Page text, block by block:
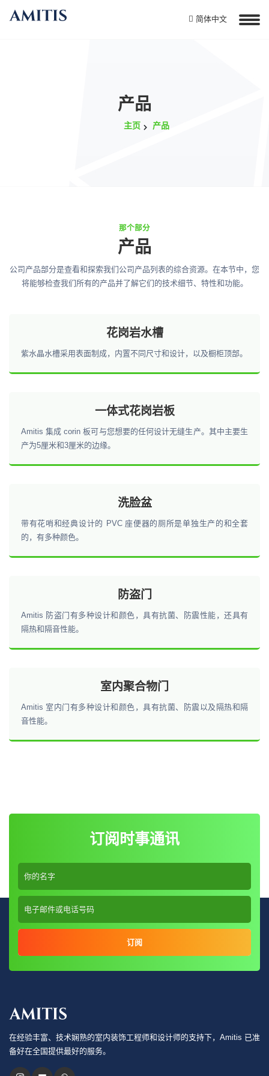
简体中文
产品
主页 产品
那个部分
产品
公司产品部分是查看和探索我们公司产品列表的综合资源。在本节中，您
将能够检查我们所有的产品并了解它们的技术细节、特性和功能。
花岗岩水槽
紫水晶水槽采用表面制成，内置不同尺寸和设计，以及橱柜顶部。
一体式花岗岩板
Amitis 集成 corin 板可与您想要的任何设计无缝生产。其中主要生
产为5厘米和3厘米的边缘。
洗脸盆
带有花哨和经典设计的 PVC 座便器的厕所是单独生产的和全套
的，有多种颜色。
防盗门
Amitis 防盗门有多种设计和颜色，具有抗菌、防震性能，还具有
隔热和隔音性能。
室内聚合物门
Amitis 室内门有多种设计和颜色，具有抗菌、防震以及隔热和隔
音性能。
订阅时事通讯
订阅
在经验丰富、技术娴熟的室内装饰工程师和设计师的支持下，Amitis 已准
备好在全国提供最好的服务。